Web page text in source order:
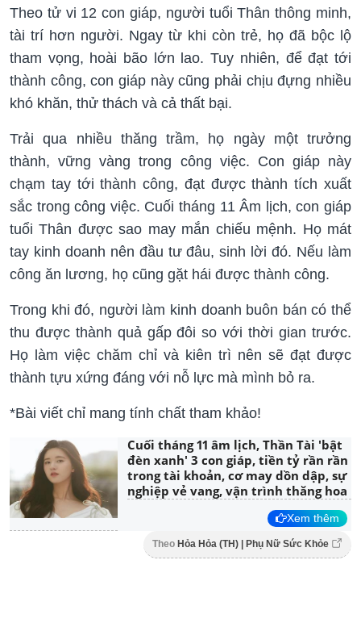
Theo tử vi 12 con giáp, người tuổi Thân thông minh,
tài trí hơn người. Ngay từ khi còn trẻ, họ đã bộc lộ
tham vọng, hoài bão lớn lao. Tuy nhiên, để đạt tới
thành công, con giáp này cũng phải chịu đựng nhiều
khó khăn, thử thách và cả thất bại.
Trải qua nhiều thăng trầm, họ ngày một trưởng
thành, vững vàng trong công việc. Con giáp này
chạm tay tới thành công, đạt được thành tích xuất
sắc trong công việc. Cuối tháng 11 Âm lịch, con giáp
tuổi Thân được sao may mắn chiếu mệnh. Họ mát
tay kinh doanh nên đầu tư đâu, sinh lời đó. Nếu làm
công ăn lương, họ cũng gặt hái được thành công.
Trong khi đó, người làm kinh doanh buôn bán có thể
thu được thành quả gấp đôi so với thời gian trước.
Họ làm việc chăm chỉ và kiên trì nên sẽ đạt được
thành tựu xứng đáng với nỗ lực mà mình bỏ ra.
*Bài viết chỉ mang tính chất tham khảo!
Cuối tháng 11 âm lịch, Thần Tài 'bật
đèn xanh' 3 con giáp, tiền tỷ rần rần
trong tài khoản, cơ may dồn dập, sự
nghiệp vẻ vang, vận trình thăng hoa
Xem thêm
Theo Hỏa Hỏa (TH) | Phụ Nữ Sức Khỏe